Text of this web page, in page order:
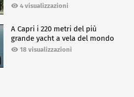
4 visualizzazioni
A Capri i 220 metri del più
grande yacht a vela del mondo
18 visualizzazioni